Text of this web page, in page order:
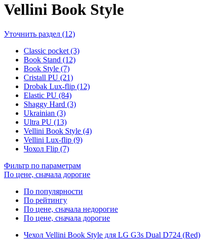
Vellini Book Style
Уточнить раздел (12)
Classic pocket (3)
Book Stand (12)
Book Style (7)
Cristall PU (21)
Drobak Lux-flip (12)
Elastic PU (84)
Shaggy Hard (3)
Ukrainian (3)
Ultra PU (13)
Vellini Book Style (4)
Vellini Lux-flip (9)
Чохол Flip (7)
Фильтр по параметрам
По цене, сначала дорогие
По популярности
По рейтингу
По цене, сначала недорогие
По цене, сначала дорогие
Чехол Vellini Book Style для LG G3s Dual D724 (Red)